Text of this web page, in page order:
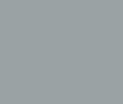
juristische
andere Stelle,
über die
von
Sind die